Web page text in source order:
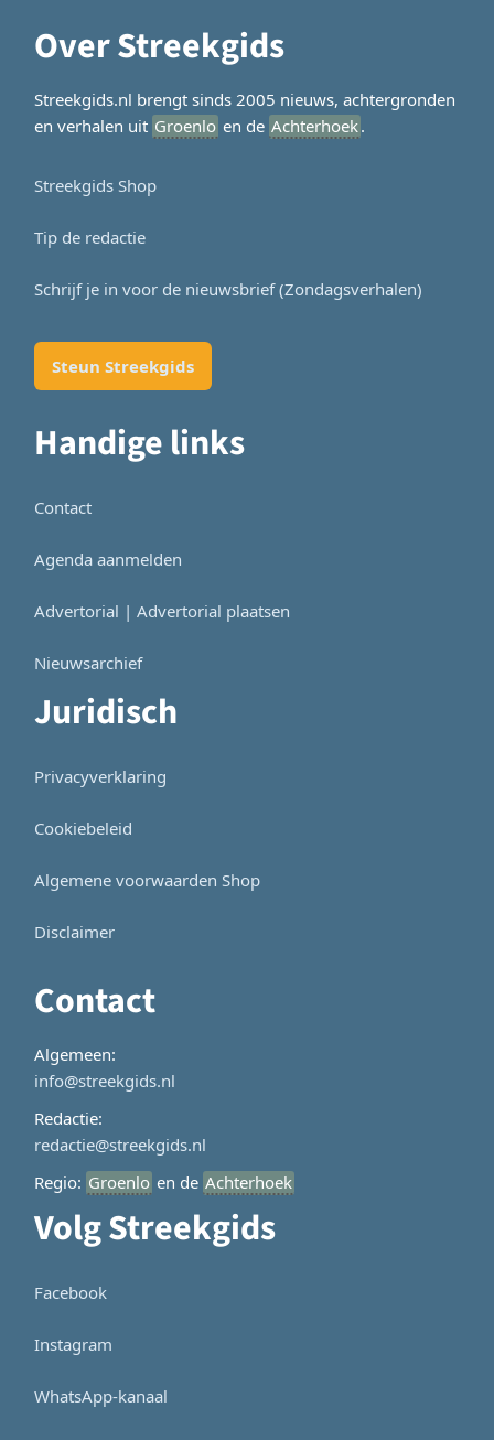
Over Streekgids
Streekgids.nl brengt sinds 2005 nieuws, achtergronden
en verhalen uit Groenlo en de Achterhoek.
Streekgids Shop
Tip de redactie
Schrijf je in voor de nieuwsbrief (Zondagsverhalen)
Steun Streekgids
Handige links
Contact
Agenda aanmelden
Advertorial | Advertorial plaatsen
Nieuwsarchief
Juridisch
Privacyverklaring
Cookiebeleid
Algemene voorwaarden Shop
Disclaimer
Contact
Algemeen:
info@streekgids.nl
Redactie:
redactie@streekgids.nl
Regio: Groenlo en de Achterhoek
Volg Streekgids
Facebook
Instagram
WhatsApp-kanaal